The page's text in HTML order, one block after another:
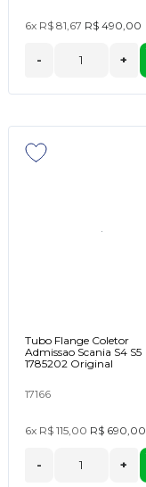
6x R$ 81,67 R$ 490,00
- +
Tubo Flange Coletor
Admissao Scania S4 S5
1785202 Original
17166
6x R$ 115,00 R$ 690,00
- +